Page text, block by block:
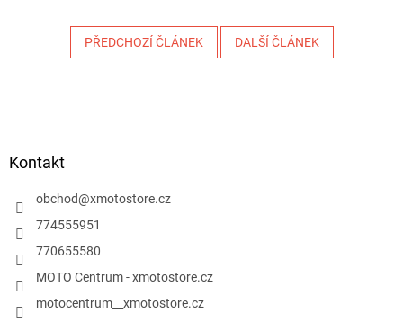
PŘEDCHOZÍ ČLÁNEK DALŠÍ ČLÁNEK
Kontakt
obchod@xmotostore.cz
774555951
770655580
MOTO Centrum - xmotostore.cz
motocentrum__xmotostore.cz